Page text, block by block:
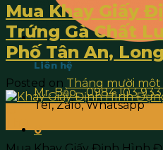
Liên hệ
Mr. Bảo - 0984 103 933
Tel, Zalo, Whatsapp
0
Mua Khay Giấy
Trứng Gà Chất
Phố Tân An,
Posted on Tháng mười một